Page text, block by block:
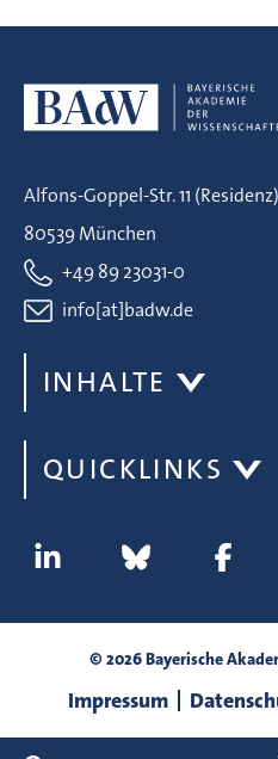
Alfons-Goppel-Str. 11 (Residenz)
80539 München
+49 89 23031-0
info[at]badw.de
INHALTE
QUICKLINKS
© 2026 Bayerische
Impressum